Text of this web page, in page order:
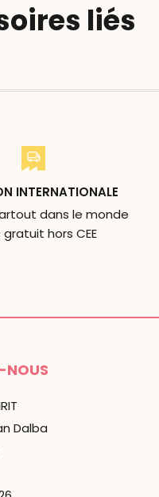
liés
INTERNATIONALE
dans le monde
gratuit hors CEE
NOUS
Dalba